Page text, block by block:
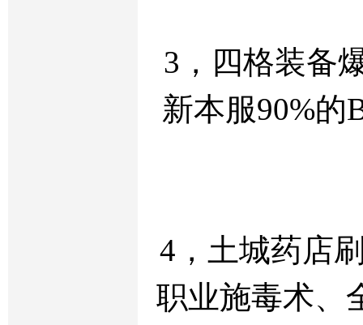
3，四格装备
新本服90%的
4，土城药店
职业施毒术、